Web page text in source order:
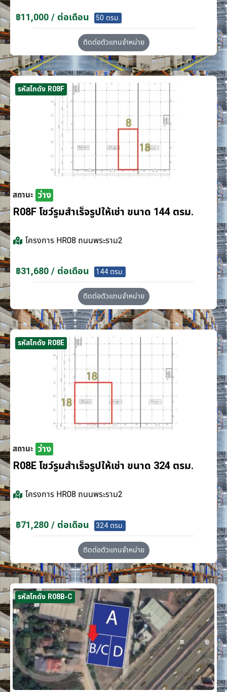
฿11,000 / ต่อเดือน 50 ตรม.
ติดต่อตัวแทนจำหน่าย
รหัสโกดัง R08F
สถานะ ว่าง
R08F โชว์รูมสำเร็จรูปให้เช่า ขนาด 144 ตรม.
โครงการ HR08 ถนนพระราม2
฿31,680 / ต่อเดือน 144 ตรม.
ติดต่อตัวแทนจำหน่าย
รหัสโกดัง R08E
สถานะ ว่าง
R08E โชว์รูมสำเร็จรูปให้เช่า ขนาด 324 ตรม.
โครงการ HR08 ถนนพระราม2
฿71,280 / ต่อเดือน 324 ตรม.
ติดต่อตัวแทนจำหน่าย
รหัสโกดัง R08B-C